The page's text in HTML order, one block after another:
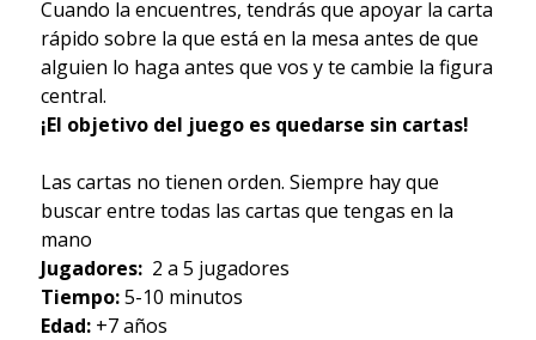
Cuando la encuentres, tendrás que apoyar la carta
rápido sobre la que está en la mesa antes de que
alguien lo haga antes que vos y te cambie la figura
central.
¡El objetivo del juego es quedarse sin cartas!
Las cartas no tienen orden. Siempre hay que
buscar entre todas las cartas que tengas en la
mano
Jugadores: 2 a 5 jugadores
Tiempo:5-10 minutos
Edad: +7 años